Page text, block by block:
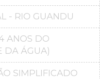
- RIO GUANDU
ANOS DO
DA ÁGUA)
SIMPLIFICADO